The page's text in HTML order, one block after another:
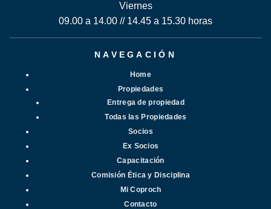
Viernes
09.00 a 14.00 // 14.45 a 15.30 horas
NAVEGACIÓN
Home
Propiedades
Entrega de propiedad
Todas las Propiedades
Socios
Ex Socios
Capacitación
Comisión Ética y Disciplina
Mi Coproch
Contacto